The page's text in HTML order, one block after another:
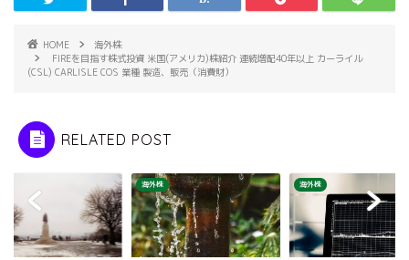
HOME
海外株
FIREを目指す株式投資 米国(アメリカ)株紹介 連続増配40年以上 カーライル
(CSL) CARLISLE COS 業種 製造、販売（消費財）
RELATED POST
海外株 海外株